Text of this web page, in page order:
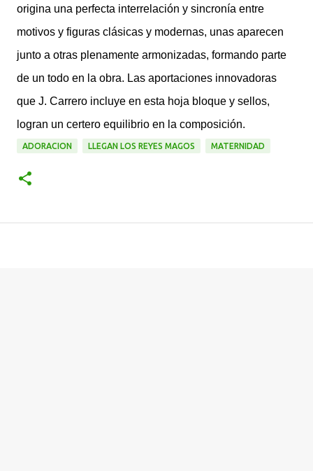
origina una perfecta interrelación y sincronía entre
motivos y figuras clásicas y modernas, unas aparecen
junto a otras plenamente armonizadas, formando parte
de un todo en la obra. Las aportaciones innovadoras
que J. Carrero incluye en esta hoja bloque y sellos,
logran un certero equilibrio en la composición.
ADORACION LLEGAN LOS REYES MAGOS MATERNIDAD